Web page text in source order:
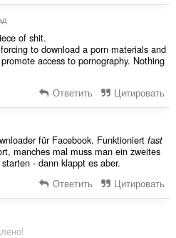
of shit.
to download a porn materials and
access to pornography. Nothing
Ответить Цитировать
für Facebook. Funktioniert fast
manches mal muss man ein zweites
- dann klappt es aber.
Ответить Цитировать